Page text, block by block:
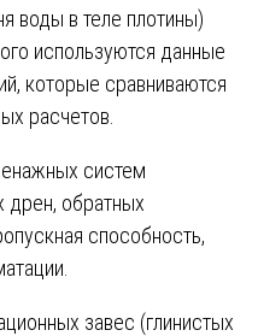
воды в теле плотины)
используются данные
которые сравниваются
расчетов.
систем
дрен, обратных
способность,
завес (глинистых